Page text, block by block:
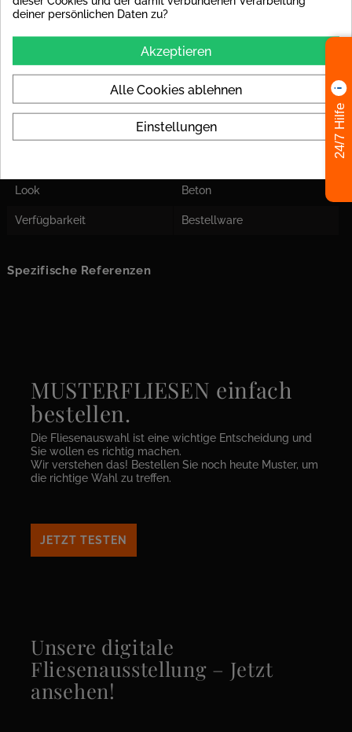
Einsatzort
geeignet
Herstellermaß
Fliesenmaße sind Nennmaße
vom Hersteller und können
von dem Istmaß abweichen!
braun
Look Beton
Verfügbarkeit Bestellware
Spezifische Referenzen
MUSTERFLIESEN einfach
bestellen.
Die Fliesenauswahl ist eine wichtige Entscheidung und
Sie wollen es richtig machen.
Wir verstehen das! Bestellen Sie noch heute Muster, um
die richtige Wahl zu treffen.
JETZT TESTEN
Unsere digitale
Fliesenausstellung – Jetzt
ansehen!
deiner persönlichen Daten zu?
Akzeptieren
Alle Cookies ablehnen
Einstellungen 24/7 Hilfe